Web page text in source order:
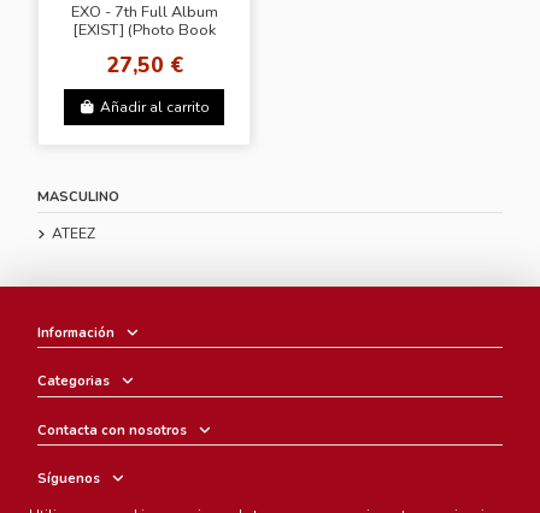
EXO - 7th Full Album
[EXIST] (Photo Book
27,50 €
Añadir al carrito
MASCULINO
ATEEZ
Información
Categorias
Contacta con nosotros
Síguenos